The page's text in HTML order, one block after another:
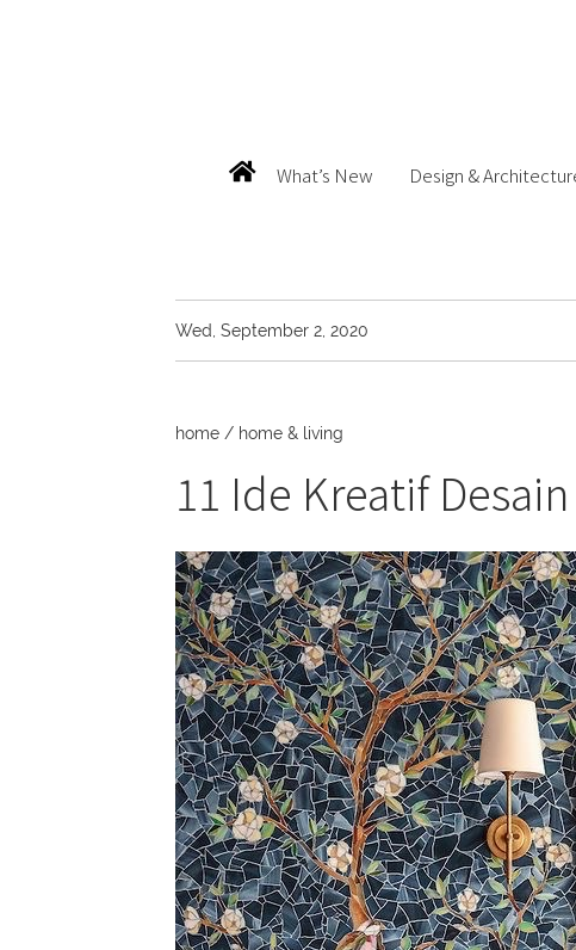
What’s New Design &
Wed, September 2, 2020
home / home & living
11 Ide Kreatif